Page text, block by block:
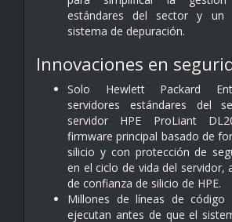
estándares del sector y un
sistema de depuración.
Innovaciones en
Solo Hewlett Packard
servidores estándares del
servidor HPE ProLiant
firmware principal basado de
silicio y con protección de
en el ciclo de vida del servidor,
de confianza de silicio de HPE.
Millones de líneas de código
ejecutan antes de que el